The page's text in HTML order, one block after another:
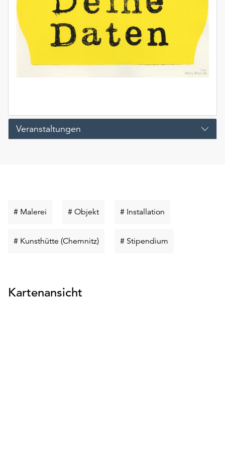
Veranstaltungen
# Malerei Schlüsselwort
# ObjektSchlüsselwort
# Installation
# Kunsthütte (Chemnitz)Schlüsselwort
# Stipendium
Kartenansicht